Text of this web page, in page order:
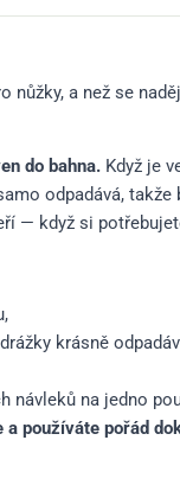
a než se
do bahna. Když je
odpadává,
— když si
krásně
návleků na jedno
a používáte pořád